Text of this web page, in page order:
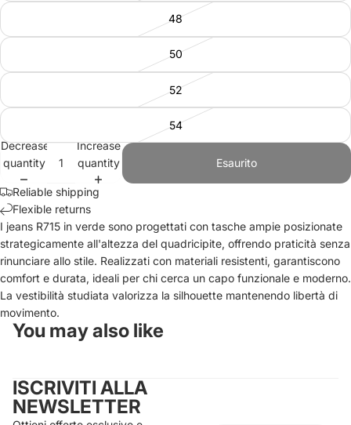
48
50
52
54
Decrease
quantity
Increase
quantity
Esaurito
Reliable shipping
Flexible returns
I jeans R715 in verde sono progettati con tasche ampie posizionate
strategicamente all'altezza del quadricipite, offrendo praticità senza
rinunciare allo stile. Realizzati con materiali resistenti, garantiscono
comfort e durata, ideali per chi cerca un capo funzionale e moderno.
La vestibilità studiata valorizza la silhouette mantenendo libertà di
movimento.
You may also like
ISCRIVITI ALLA
NEWSLETTER